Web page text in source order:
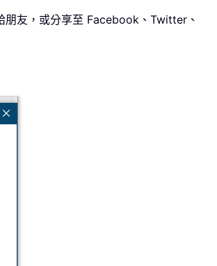
朋友，或分享至 Facebook 、 Twitter 、